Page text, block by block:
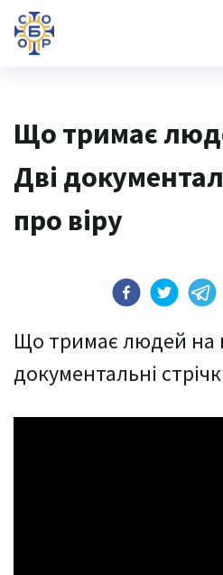
Що тримає
Дві
про віру
Що тримає людей на
документальні